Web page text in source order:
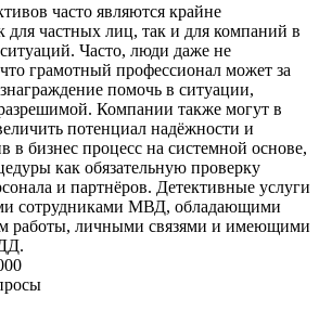
часто являются крайне
для частных лиц, так и для компаний в
Часто, люди даже не
грамотный профессионал может за
помочь в ситуации,
Компании также могут в
потенциал надёжности и
в бизнес процесс на системной основе,
как обязательную проверку
и партнёров. Детективные услуги
сотрудниками МВД, обладающими
работы, личными связями и имеющими